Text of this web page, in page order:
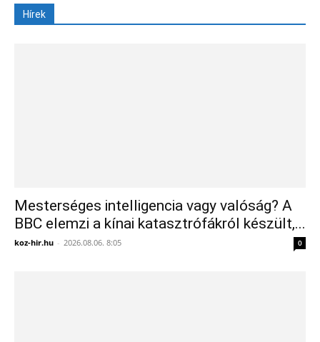
Hírek
Mesterséges intelligencia vagy valóság? A
BBC elemzi a kínai katasztrófákról készült,...
koz-hir.hu - 2026.08.06. 8:05 0